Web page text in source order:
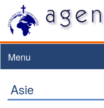
Menu
Asie